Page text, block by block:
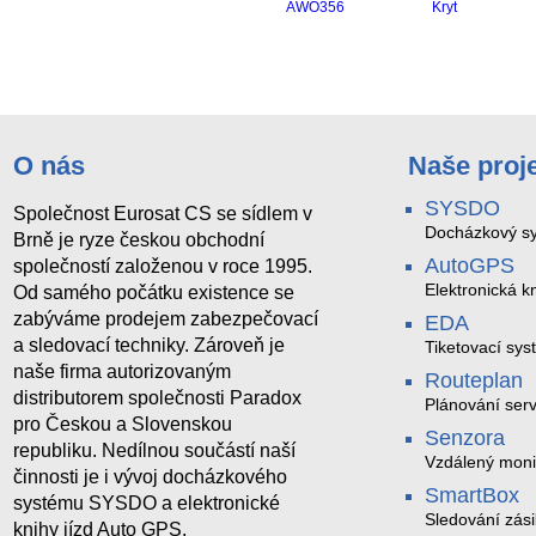
O nás
Společnost Eurosat CS se sídlem v
Brně je ryze českou obchodní
společností založenou v roce 1995.
Od samého počátku existence se
zabýváme prodejem zabezpečovací
a sledovací techniky. Zároveň je
naše firma autorizovaným
distributorem společnosti Paradox
pro Českou a Slovenskou
republiku. Nedílnou součástí naší
činnosti je i vývoj docházkového
systému SYSDO a elektronické
knihy jízd Auto GPS.
Naše
SYSDO
Docházkový
AutoGPS
Elektronická
EDA
Tiketovací
Routeplan
Plánování
Senzora
Vzdálený
SmartBox
Sledování